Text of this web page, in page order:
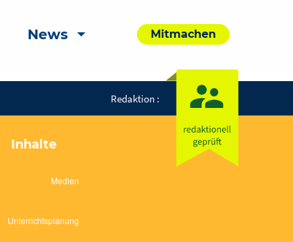
News Mitmachen
Redaktion :
Inhalte